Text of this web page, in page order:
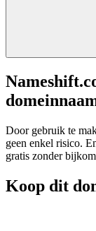
Door gebruik te
geen enkel risico.
gratis zonder
Koop dit